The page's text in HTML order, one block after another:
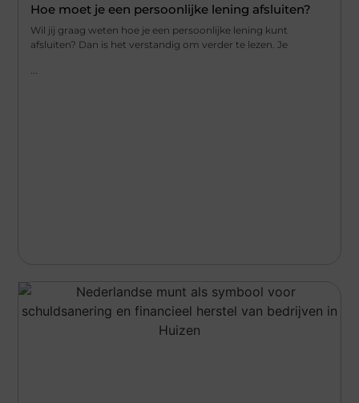
Hoe moet je een persoonlijke lening afsluiten?
Wil jij graag weten hoe je een persoonlijke lening kunt
afsluiten? Dan is het verstandig om verder te lezen. Je
...